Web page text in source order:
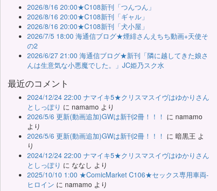
2026/8/16 20:00★C108新刊「つんつん」
2026/8/16 20:00★C108新刊「ギャル」
2026/8/16 20:00★C108新刊「犬小屋」
2026/7/5 18:00 海通信ブログ★煙緋さんえちち動画+天使そ
の2
2026/6/27 21:00 海通信ブログ★新刊「隣に越してきた娘さ
んは生意気な小悪魔でした。」JC姫乃スク水
最近のコメント
2024/12/24 22:00 ナマイキ5★クリスマスイヴはゆかりさん
としっぽり に namamo より
2026/5/6 更新(動画追加)GWは新刊2冊！！！ に namamo
より
2026/5/6 更新(動画追加)GWは新刊2冊！！！ に 暗黒王 よ
り
2024/12/24 22:00 ナマイキ5★クリスマスイヴはゆかりさん
としっぽり に ななし より
2025/10/10 1:00 ★ComicMarket C106★セックス専用車両-
ヒロイン に namamo より